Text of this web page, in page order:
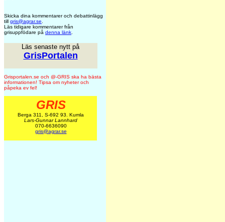
Skicka dina kommentarer och debattinlägg
till gris@agrar.se
Läs tidigare kommentarer från
grisuppfödare på denna länk
Läs senaste nytt på
GrisPortalen
Grisportalen.se och @-GRIS ska ha bästa
informationen! Tipsa om nyheter och
påpeka ev fel!
GRIS
Berga 311, S-692 93. Kumla
Lars-Gunnar Lannhard
070-6636090
gris@agrar.se